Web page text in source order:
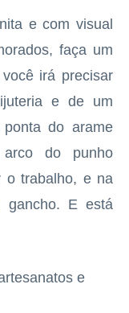
e com visual
faça um
irá precisar
e de um
do arame
do punho
o trabalho, e na
gancho. E está
e